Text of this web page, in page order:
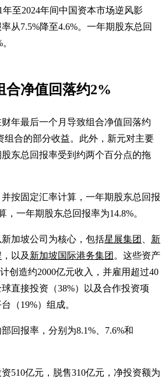
年至2024年间中国资本市场逆风影
从7.5%降至4.6%。一年期股东总回
合净值回落约2%
财年最后一个月导致组合净值回落约
组合的部分收益。此外，新元对主要
东总回报率受到约两个百分点的拖
按固定汇率计算，一年期股东总回报
，一年期股东总回报率为14.8%。
加坡公司为核心，包括星展集团
新
，以及 新加坡国际港务集团 。这些资产
创造约2000亿元收入，并雇用超过40
直接投资（38%）以及合作投资项
（19%）组成。
回报率，分别为8.1%、7.6%和
510亿元，脱售310亿元，净投资额为